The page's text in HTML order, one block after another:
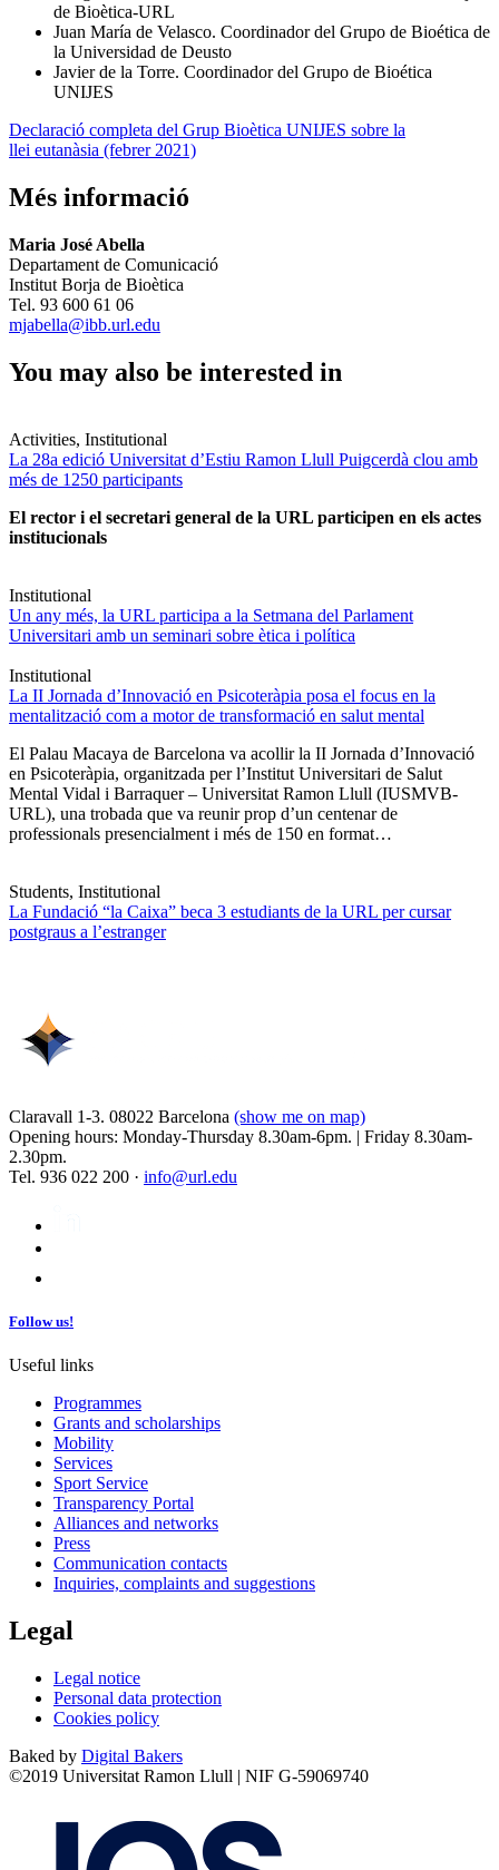
de Bioètica-URL
Juan María de Velasco. Coordinador del Grupo de Bioética de
la Universidad de Deusto
Javier de la Torre. Coordinador del Grupo de Bioética
UNIJES
Declaració completa del Grup Bioètica UNIJES sobre la
llei eutanàsia (febrer 2021)
Més informació
Maria José Abella
Departament de Comunicació
Institut Borja de Bioètica
Tel. 93 600 61 06
mjabella@ibb.url.edu
You may also be interested in
Activities, Institutional
La 28a edició Universitat d’Estiu Ramon Llull Puigcerdà clou amb
més de 1250 participants
El rector i el secretari general de la URL participen en els actes
institucionals
Institutional
Un any més, la URL participa a la Setmana del Parlament
Universitari amb un seminari sobre ètica i política
Institutional
La II Jornada d’Innovació en Psicoteràpia posa el focus en la
mentalització com a motor de transformació en salut mental
El Palau Macaya de Barcelona va acollir la II Jornada d’Innovació
en Psicoteràpia, organitzada per l’Institut Universitari de Salut
Mental Vidal i Barraquer – Universitat Ramon Llull (IUSMVB-
URL), una trobada que va reunir prop d’un centenar de
professionals presencialment i més de 150 en format…
Students, Institutional
La Fundació “la Caixa” beca 3 estudiants de la URL per cursar
postgraus a l’estranger
Claravall 1-3. 08022 Barcelona (show me on map)
Opening hours: Monday-Thursday 8.30am-6pm. | Friday 8.30am-
2.30pm.
Tel. 936 022 200 · info@url.edu
Follow us!
Useful links
Programmes
Grants and scholarships
Mobility
Services
Sport Service
Transparency Portal
Alliances and networks
Press
Communication contacts
Inquiries, complaints and suggestions
Legal
Legal notice
Personal data protection
Cookies policy
Baked by Digital Bakers
©2019 Universitat Ramon Llull | NIF G-59069740